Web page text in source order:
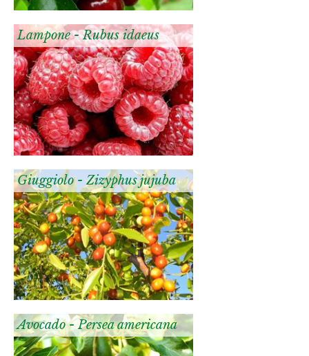
Lampone - Rubus idaeus
Giuggiolo - Zizyphus jujuba
Avocado - Persea americana